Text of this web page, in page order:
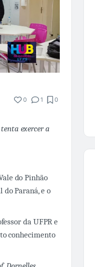
0 1 0
exercer a
do Pinhão
Paraná, e o
da UFPR e
conhecimento